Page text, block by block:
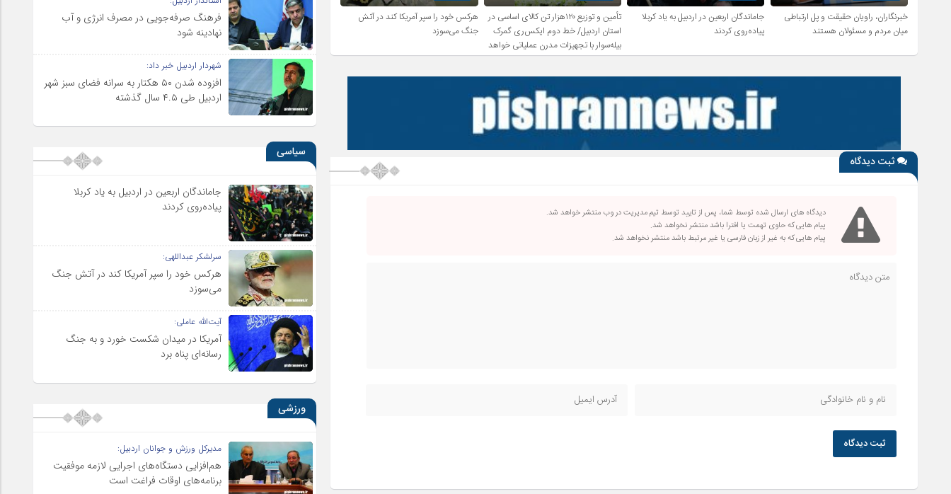
خبرنگاران، راویان حقیقت و پل ارتباطی
میان مردم و مسئولان هستند
جاماندگان اربعین در اردبیل به یاد کربلا
پیاده‌روی کردند
تأمین و توزیع ۱۲۰هزار تن کالای اساسی در
استان اردبیل/ خط دوم ایکس‌ری گمرک
بیله‌سوار با تجهیزات مدرن عملیاتی خواهد
شد
هرکس خود را سپر آمریکا کند در آتش
جنگ می‌سوزد
ثبت دیدگاه
دیدگاه های ارسال شده توسط شما، پس از تایید توسط تیم مدیریت در وب منتشر خواهد شد.
پیام هایی که حاوی تهمت یا افترا باشد منتشر نخواهد شد.
پیام هایی که به غیر از زبان فارسی یا غیر مرتبط باشد منتشر نخواهد شد.
ثبت دیدگاه
فرهنگ صرفه‌جویی در مصرف انرژی و آب
نهادینه شود
شهردار اردبیل خبر داد:
افزوده شدن ۵۰ هکتار به سرانه فضای سبز شهر
اردبیل طی ۴.۵ سال گذشته
سیاسی
جاماندگان اربعین در اردبیل به یاد کربلا
پیاده‌روی کردند
سرلشکر عبداللهی:
هرکس خود را سپر آمریکا کند در آتش جنگ
می‌سوزد
آیت‌الله عاملی:
آمریکا در میدان شکست خورد و به جنگ
رسانه‌ای پناه برد
ورزشی
مدیرکل ورزش و جوانان اردبیل:
هم‌افزایی دستگاه‌های اجرایی لازمه موفقیت
برنامه‌های اوقات فراغت است